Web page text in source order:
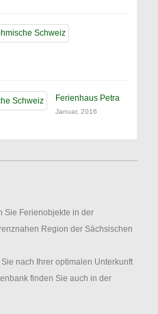
Ferienhaus Petra
Januar, 2016
Sie Ferienobjekte in der
Region der Sächsischen
nach Ihrer optimalen Unterkunft
finden Sie auch in der